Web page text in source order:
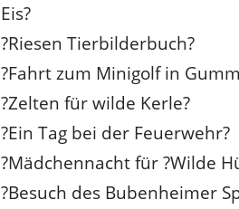
Eis?
?Riesen Tierbilderbuch?
?Fahrt zum Minigolf in
?Zelten für wilde Kerle?
?Ein Tag bei der Feuerwehr?
?Mädchennacht für ?Wilde
?Besuch des Bubenheimer